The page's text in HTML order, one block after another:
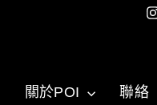
關於POI 聯絡